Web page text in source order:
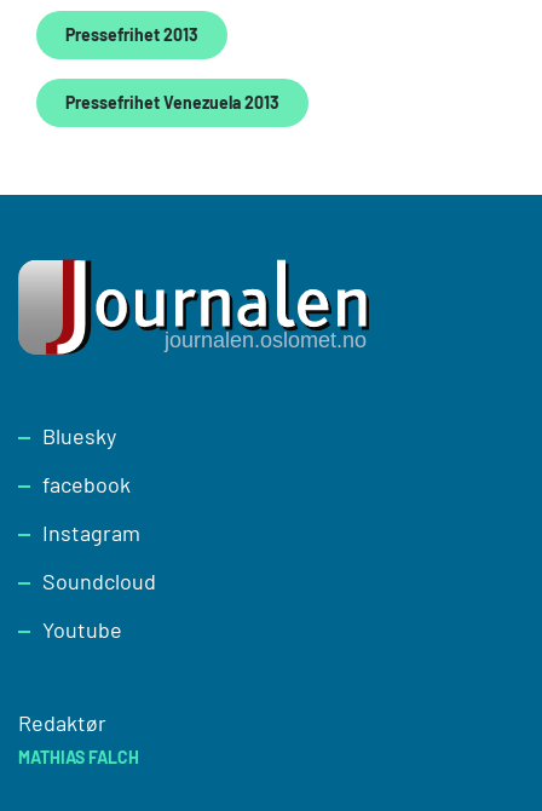
Pressefrihet 2013
Pressefrihet Venezuela 2013
Footer
Bluesky
facebook
Instagram
Soundcloud
Youtube
Redaktør
MATHIAS FALCH